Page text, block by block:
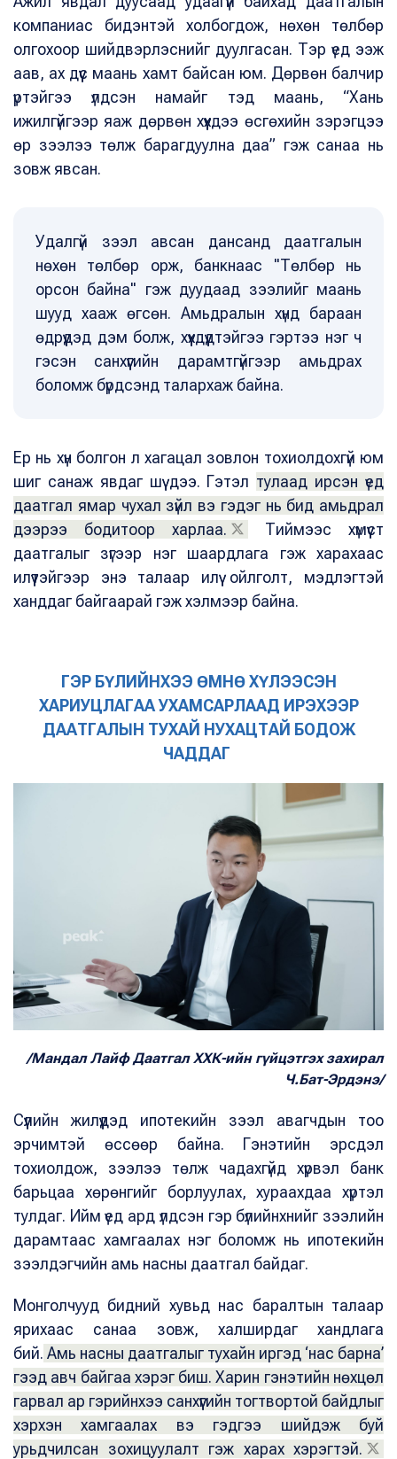
компаниас бидэнтэй холбогдож, нөхөн төлбөр
олгохоор шийдвэрлэснийг дуулгасан. Тэр үед ээж
аав, ах дүүс маань хамт байсан юм. Дөрвөн балчир
үртэйгээ үлдсэн намайг тэд маань, “Хань
ижилгүйгээр яаж дөрвөн хүүхдээ өсгөхийн зэрэгцээ
өр зээлээ төлж барагдуулна даа” гэж санаа нь
зовж явсан.
Удалгүй зээл авсан дансанд даатгалын
нөхөн төлбөр орж, банкнаас "Төлбөр нь
орсон байна" гэж дуудаад зээлийг маань
шууд хааж өгсөн. Амьдралын хүнд бараан
өдрүүдэд дэм болж, хүүхдүүдтэйгээ гэртээ нэг ч
гэсэн санхүүгийн дарамтгүйгээр амьдрах
боломж бүрдсэнд талархаж байна.
Ер нь хүн болгон л хагацал зовлон тохиолдохгүй юм
шиг санаж явдаг шүү дээ. Гэтэл тулаад ирсэн үед
даатгал ямар чухал зүйл вэ гэдэг нь бид амьдрал
дээрээ бодитоор харлаа.
Тиймээс хүмүүст
даатгалыг зүгээр нэг шаардлага гэж харахаас
илүүтэйгээр энэ талаар илүү ойлголт, мэдлэгтэй
ханддаг байгаарай гэж хэлмээр байна.
ГЭР БҮЛИЙНХЭЭ ӨМНӨ ХҮЛЭЭСЭН
ХАРИУЦЛАГАА УХАМСАРЛААД ИРЭХЭЭР
ДААТГАЛЫН ТУХАЙ НУХАЦТАЙ БОДОЖ
ЧАДДАГ
/Мандал Лайф Даатгал ХХК-ийн гүйцэтгэх захирал
Ч.Бат-Эрдэнэ/
Сүүлийн жилүүдэд ипотекийн зээл авагчдын тоо
эрчимтэй өссөөр байна. Гэнэтийн эрсдэл
тохиолдож, зээлээ төлж чадахгүйд хүрвэл банк
барьцаа хөрөнгийг борлуулах, хураахдаа хүртэл
тулдаг. Ийм үед ард үлдсэн гэр бүлийнхнийг зээлийн
дарамтаас хамгаалах нэг боломж нь ипотекийн
зээлдэгчийн амь насны даатгал байдаг.
Монголчууд бидний хувьд нас баралтын талаар
ярихаас санаа зовж, халширдаг хандлага
бий. Амь насны даатгалыг тухайн иргэд ‘нас барна’
гээд авч байгаа хэрэг биш. Харин гэнэтийн нөхцөл
гарвал ар гэрийнхээ санхүүгийн тогтвортой байдлыг
хэрхэн хамгаалах вэ гэдгээ шийдэж буй
урьдчилсан зохицуулалт гэж харах хэрэгтэй.